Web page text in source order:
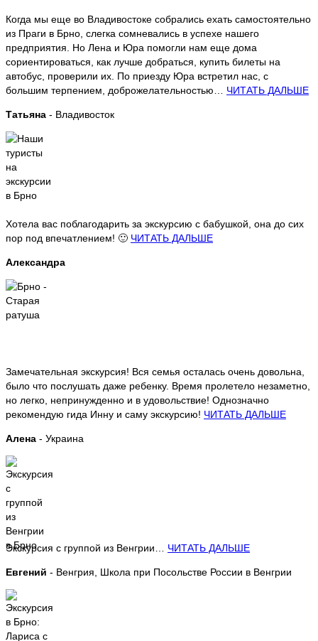
Когда мы еще во Владивостоке собрались ехать самостоятельно
из Праги в Брно, слегка сомневались в успехе нашего
предприятия. Но Лена и Юра помогли нам еще дома
сориентироваться, как лучше добраться, купить билеты на
автобус, проверили их. По приезду Юра встретил нас, с
большим терпением, доброжелательностью… ЧИТАТЬ ДАЛЬШЕ
Татьяна - Владивосток
Хотела вас поблагодарить за экскурсию с бабушкой, она до сих
пор под впечатлением! 🙂 ЧИТАТЬ ДАЛЬШЕ
Александра
Замечательная экскурсия! Вся семья осталась очень довольна,
было что послушать даже ребенку. Время пролетело незаметно,
но легко, непринужденно и в удовольствие! Однозначно
рекомендую гида Инну и саму экскурсию! ЧИТАТЬ ДАЛЬШЕ
Алена - Украина
Экскурсия с группой из Венгрии… ЧИТАТЬ ДАЛЬШЕ
Евгений - Венгрия, Школа при Посольстве России в Венгрии